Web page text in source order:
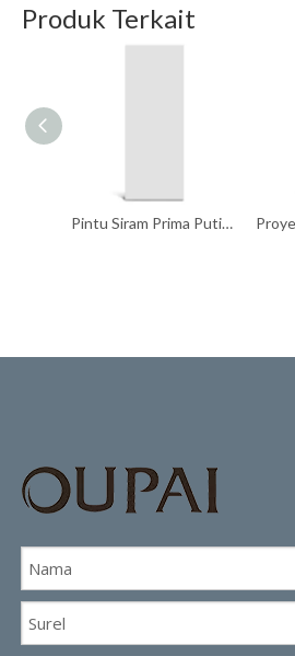
Produk Terkait
Pintu Siram Prima Putih Halus